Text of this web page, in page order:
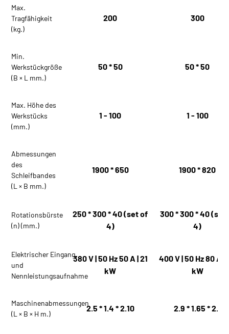
Max.
Tragfähigkeit
(kg.)
200 300
Min.
Werkstückgröße
(B × L mm.)
50 * 50 50 * 50
Max. Höhe des
Werkstücks
(mm.)
1 - 100 1 - 100
Abmessungen
des
Schleifbandes
(L × B mm.)
1900 * 650 1900 * 820
Rotationsbürste
(n) (mm.)
250 * 300 * 40 (set of
4)
300 * 300 * 40 (set
4)
Elektrischer Eingang
und
Nennleistungsaufnahme
380 V | 50 Hz 50 A | 21
kW
400 V | 50 Hz 80 A |
kW
Maschinenabmessungen
(L × B × H m.)
2.5 * 1.4 * 2.10 2.9 * 1.65 * 2.1